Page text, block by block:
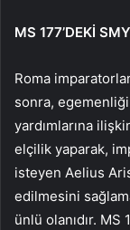
MS 177’DEKİ
Roma
sonra,
yardımlarına
elçilik yaparak,
isteyen Aelius
edilmesini
ünlü olanıdır.